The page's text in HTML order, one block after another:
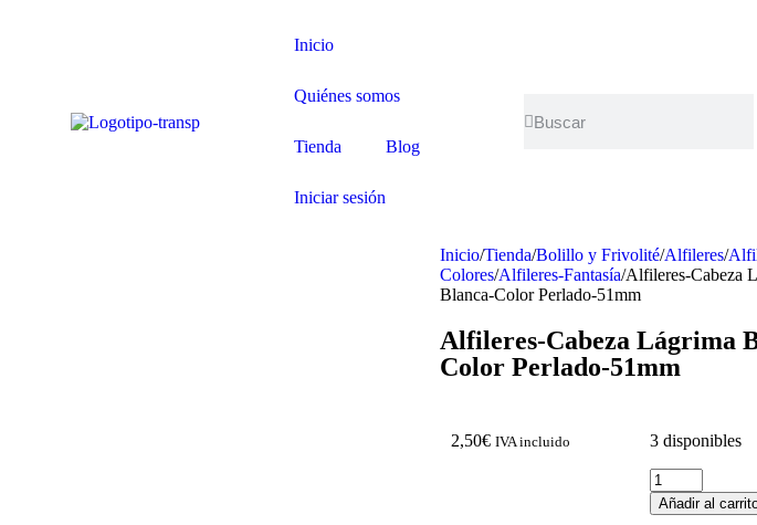
Inicio
Quiénes somos
Tienda Blog
Iniciar sesión
Inicio/Tienda/Bolillo y Frivolité/Alfileres/
Colores/Alfileres-Fantasía/Alfileres-Cabeza
Blanca-Color Perlado-51mm
Alfileres-Cabeza Lágrima
Color Perlado-51mm
2,50€ IVA incluido 3 disponibles
Añadir al